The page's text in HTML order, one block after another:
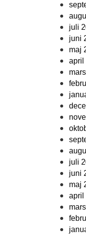
juli
juni
maj
april
juli
juni
maj
april